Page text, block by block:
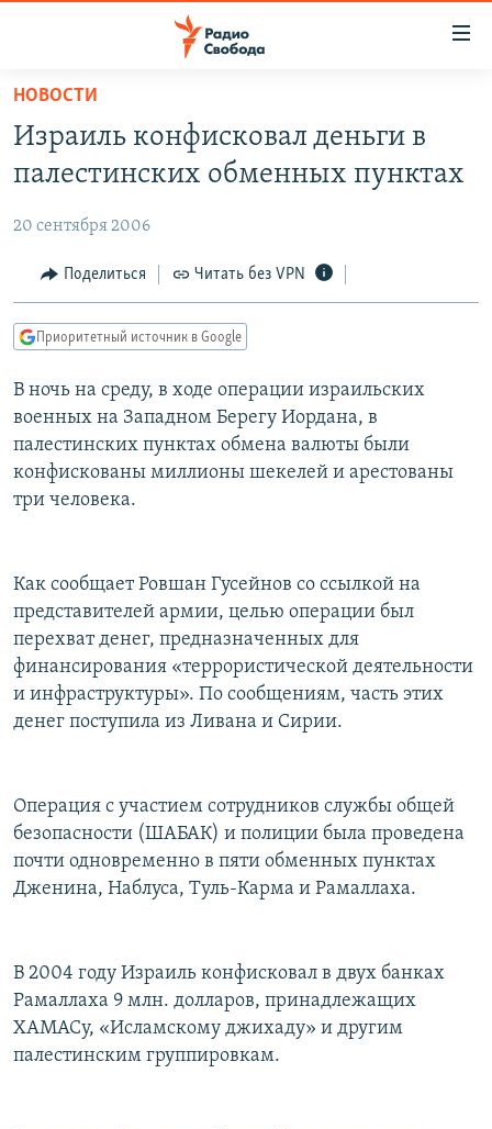
упрощенного
доступа
основному
Вернутся
главной
навигации
Вернутся
поиску
ПОДКАСТЫ
ЦИТАТЫ СВОБОДЫ
МНЕНИЯ
IDEL.РЕАЛИИ
КАВКАЗ.РЕАЛИИ
СИБИРЬ.РЕАЛИИ
РАСПИСАНИЕ ВЕЩАНИЯ
СОЦИАЛЬНЫЕ СЕТИ
НОВОСТИ
Израиль конфисковал деньги в
палестинских обменных пунктах
20 сентября 2006
Поделиться Читать без VPN
Приоритетный источник в Google
В ночь на среду, в ходе операции израильских
военных на Западном Берегу Иордана, в
палестинских пунктах обмена валюты были
конфискованы миллионы шекелей и арестованы
три человека.
Как сообщает Ровшан Гусейнов со ссылкой на
представителей армии, целью операции был
перехват денег, предназначенных для
финансирования «террористической деятельности
и инфраструктуры». По сообщениям, часть этих
денег поступила из Ливана и Сирии.
Операция с участием сотрудников службы общей
безопасности (ШАБАК) и полиции была проведена
почти одновременно в пяти обменных пунктах
Дженина, Наблуса, Туль-Карма и Рамаллаха.
В 2004 году Израиль конфисковал в двух банках
Рамаллаха 9 млн. долларов, принадлежащих
ХАМАСу, «Исламскому джихаду» и другим
палестинским группировкам.